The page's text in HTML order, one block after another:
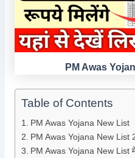
PM Awas
Table of Contents
PM Awas Yojana New List
PM Awas Yojana New List
PM Awas Yojana New List